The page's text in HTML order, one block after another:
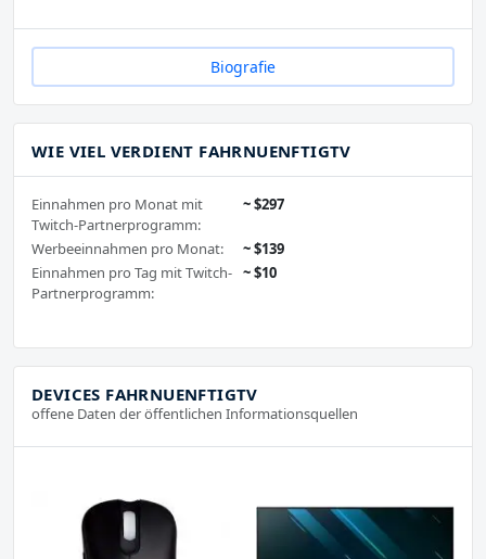
Biografie
WIE VIEL VERDIENT FAHRNUENFTIGTV
Einnahmen pro Monat mit
Twitch-Partnerprogramm:
~ $297
Werbeeinnahmen pro Monat:
~ $139
Einnahmen pro Tag mit Twitch-
Partnerprogramm:
~ $10
DEVICES FAHRNUENFTIGTV
offene Daten der öffentlichen Informationsquellen